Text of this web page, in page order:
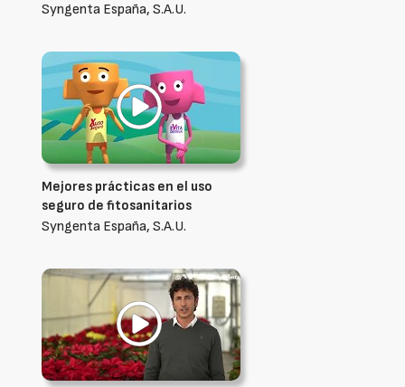
Syngenta España, S.A.U.
Mejores prácticas en el uso
seguro de fitosanitarios
Syngenta España, S.A.U.